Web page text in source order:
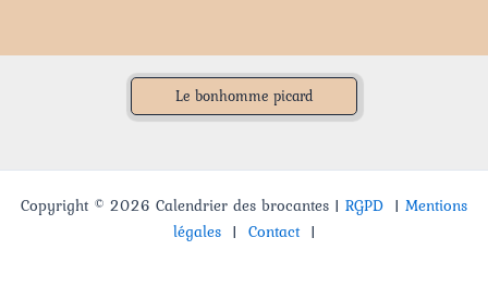
Le bonhomme picard
Copyright © 2026 Calendrier des brocantes | RGPD | Mentions
légales| Contact|